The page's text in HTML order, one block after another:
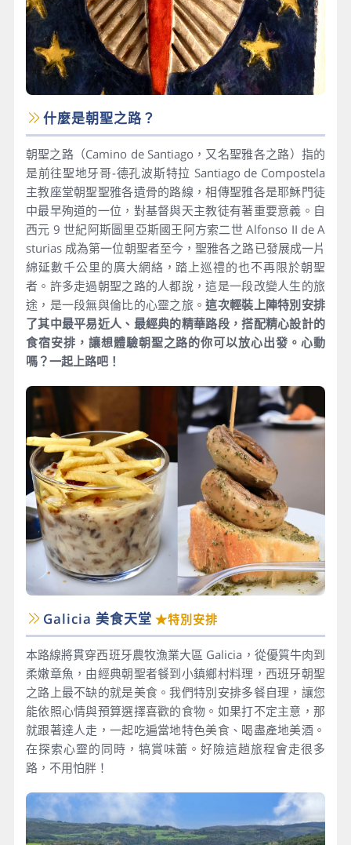
什麼是朝聖之路？
朝聖之路（Camino de Santiago，又名聖雅各之路）指的
是前往聖地牙哥-德孔波斯特拉 Santiago de Compostela
主教座堂朝聖聖雅各遺骨的路線，相傳聖雅各是耶穌門徒
中最早殉道的一位，對基督與天主教徒有著重要意義。自
西元 9 世紀阿斯圖里亞斯國王阿方索二世 Alfonso II de A
sturias 成為第一位朝聖者至今，聖雅各之路已發展成一片
綿延數千公里的廣大網絡，踏上巡禮的也不再限於朝聖
者。許多走過朝聖之路的人都說，這是一段改變人生的旅
途，是一段無與倫比的心靈之旅。這次輕裝上陣特別安排
了其中最平易近人、最經典的精華路段，搭配精心設計的
食宿安排，讓想體驗朝聖之路的你可以放心出發。心動
嗎？一起上路吧！
Galicia 美食天堂 ★特別安排
本路線將貫穿西班牙農牧漁業大區 Galicia，從優質牛肉到
柔嫩章魚，由經典朝聖者餐到小鎮鄉村料理，西班牙朝聖
之路上最不缺的就是美食。我們特別安排多餐自理，讓您
能依照心情與預算選擇喜歡的食物。如果打不定主意，那
就跟著達人走，一起吃遍當地特色美食、喝盡產地美酒。
在探索心靈的同時，犒賞味蕾。好險這趟旅程會走很多
路，不用怕胖！